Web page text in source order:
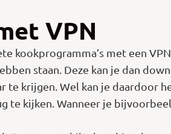
VPN
kookprogramma’s met een
staan. Deze kan je dan
te krijgen. Wel kan je daardoor
te kijken. Wanneer je